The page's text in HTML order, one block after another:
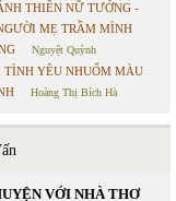
THIÊN NỮ TƯỚNG -
MẸ TRẦM MÌNH
Nguyệt Quỳnh
TÌNH YÊU NHUỐM MÀU
Hoàng Thị Bích Hà
VỚI NHÀ THƠ